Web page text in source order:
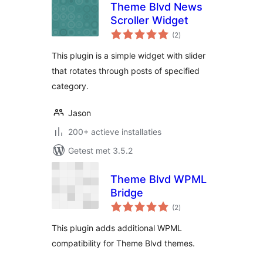
Theme Blvd News
Scroller Widget
(2totaal
waarderingen
)
This plugin is a simple widget with slider
that rotates through posts of specified
category.
Jason
200+ actieve installaties
Getest met 3.5.2
Theme Blvd WPML
Bridge
(2totaal
waarderingen
)
This plugin adds additional WPML
compatibility for Theme Blvd themes.